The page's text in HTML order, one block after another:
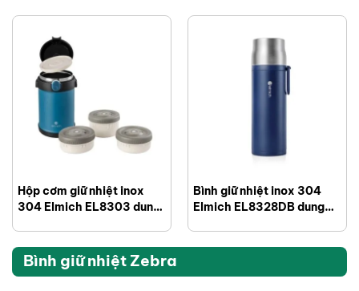
Hộp cơm giữ nhiệt inox
304 Elmich EL8303 dung
Bình giữ nhiệt inox 304
Elmich EL8328DB dung
Bình giữ nhiệt Zebra